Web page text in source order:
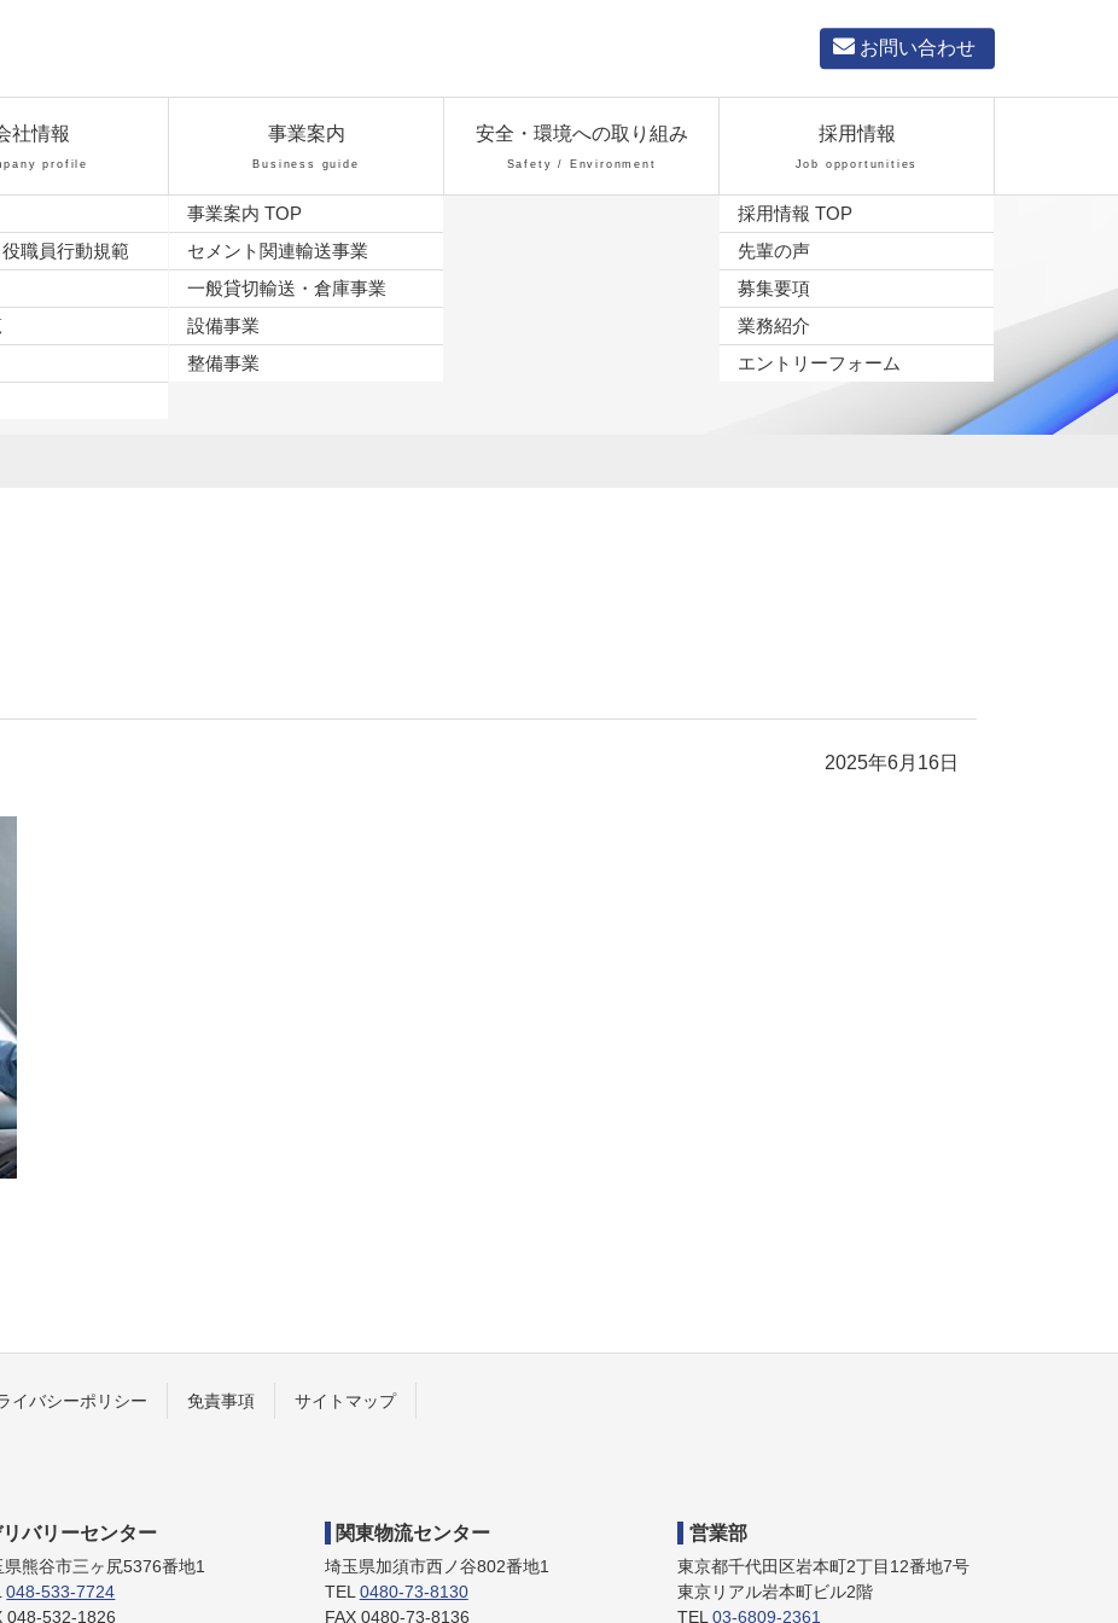
お問い合わせ
社情報
profile
職員行動規範
事業案内
Business guide
事業案内 TOP
セメント関連輸送事業
一般貸切輸送・倉庫事業
設備事業
整備事業
安全・環境への取り組み
Safety / Environment
採用情報
Job opportunities
採用情報 TOP
先輩の声
募集要項
業務紹介
エントリーフォーム
2025年6月16日
イバシーポリシー 免責事項 サイトマップ
リバリーセンター
県熊谷市三ヶ尻5376番地1
048-533-7724
048-532-1826
関東物流センター
埼玉県加須市西ノ谷802番地1
TEL 0480-73-8130
FAX 0480-73-8136
営業部
東京都千代田区岩本町2丁目12番地7号
東京リアル岩本町ビル2階
TEL03-6809-2361